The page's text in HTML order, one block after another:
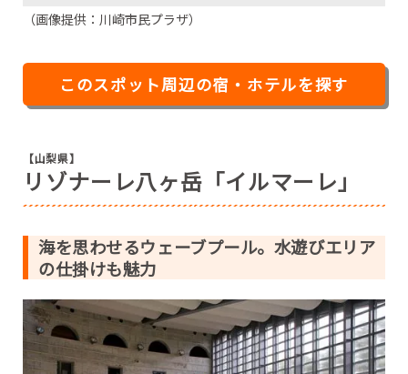
（画像提供：川崎市民プラザ）
このスポット周辺の宿・ホテルを探す
【山梨県】
リゾナーレ八ヶ岳「イルマーレ」
海を思わせるウェーブプール。水遊びエリア
の仕掛けも魅力